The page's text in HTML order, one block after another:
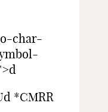
char-
*CMRR